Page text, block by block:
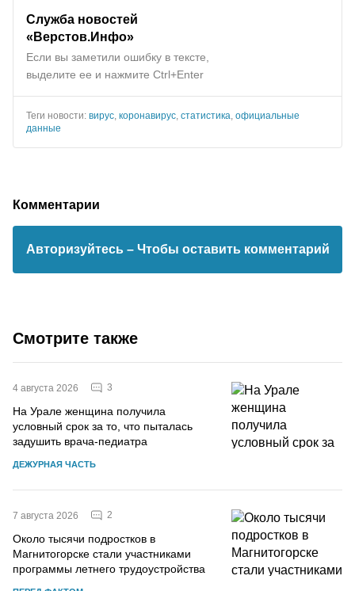
Служба новостей
«Верстов.Инфо»
Если вы заметили ошибку в тексте,
выделите ее и нажмите Ctrl+Enter
Теги новости: вирус коронавирус статистика официальные
данные
Комментарии
Авторизуйтесь – Чтобы оставить комментарий
Смотрите также
4 августа 2026 3
На Урале женщина получила
условный срок за то, что пыталась
задушить врача-педиатра
ДЕЖУРНАЯ ЧАСТЬ
7 августа 2026 2
Около тысячи подростков в
Магнитогорске стали участниками
программы летнего трудоустройства